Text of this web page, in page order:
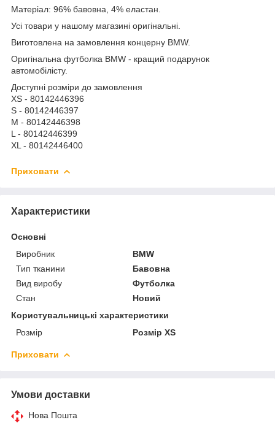
Матеріал: 96% бавовна, 4% еластан.
Усі товари у нашому магазині оригінальні.
Виготовлена на замовлення концерну BMW.
Оригінальна футболка BMW - кращий подарунок
автомобілісту.
Доступні розміри до замовлення
XS - 80142446396
S - 80142446397
M - 80142446398
L - 80142446399
XL - 80142446400
Приховати
Характеристики
Основні
Виробник
BMW
Тип тканини
Бавовна
Вид виробу
Футболка
Стан
Новий
Користувальницькі характеристики
Розмір
Розмір XS
Приховати
Умови доставки
Нова Пошта